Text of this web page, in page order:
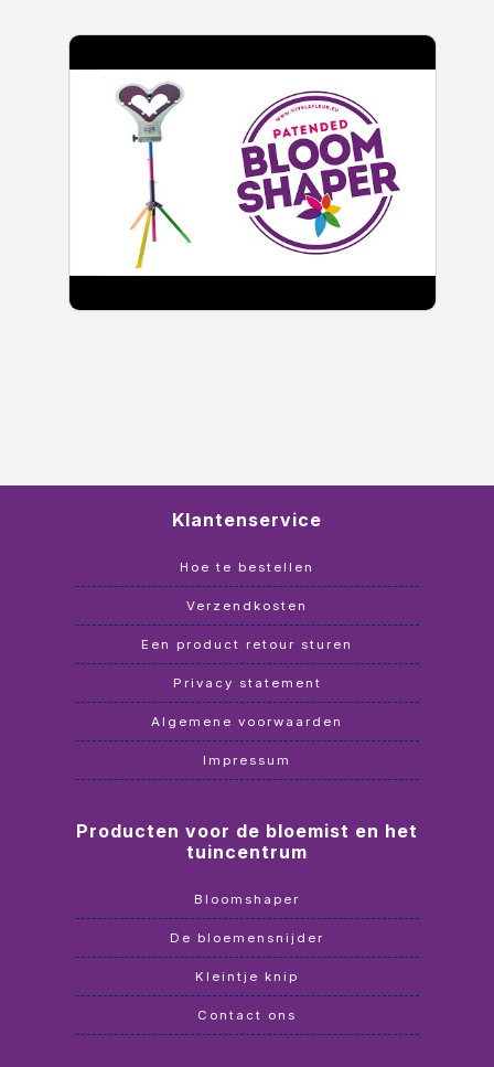
Klantenservice
Hoe te bestellen
Verzendkosten
Een product retour sturen
Privacy statement
Algemene voorwaarden
Impressum
Producten voor de bloemist en het
tuincentrum
Bloomshaper
De bloemensnijder
Kleintje knip
Contact ons